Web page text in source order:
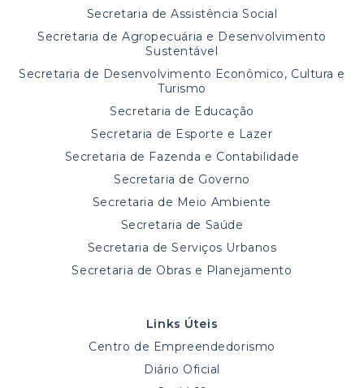
Secretaria de Assistência Social
Secretaria de Agropecuária e Desenvolvimento
Sustentável
Secretaria de Desenvolvimento Econômico, Cultura e
Turismo
Secretaria de Educação
Secretaria de Esporte e Lazer
Secretaria de Fazenda e Contabilidade
Secretaria de Governo
Secretaria de Meio Ambiente
Secretaria de Saúde
Secretaria de Serviços Urbanos
Secretaria de Obras e Planejamento
Links Úteis
Centro de Empreendedorismo
Diário Oficial